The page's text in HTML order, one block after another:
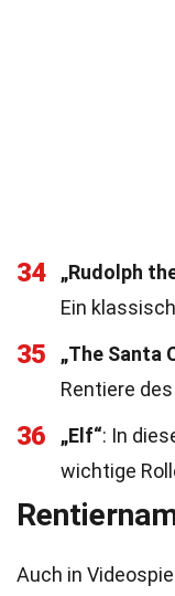
34 „Rudolph
Ein
35 „The Santa
Rentiere
36 „Elf“: In
wichtige
Auch in